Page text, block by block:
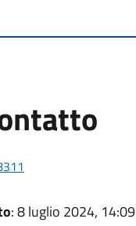
: 8 luglio 2024, 14:09